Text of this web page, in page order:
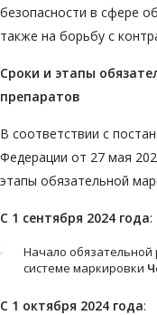
безопасности в сфере
также на борьбу с
Сроки и этапы
препаратов
В соответствии с
Федерации от 27 мая
этапы обязательной
С 1 сентября 2024 года:
Начало обязательной
системе маркировки
С 1 октября 2024 года: